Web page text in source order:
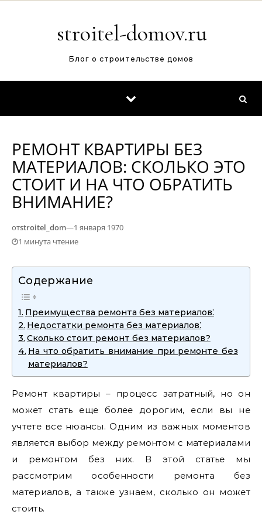
stroitel-domov.ru
Блог о строительстве домов
РЕМОНТ КВАРТИРЫ БЕЗ
МАТЕРИАЛОВ: СКОЛЬКО ЭТО
СТОИТ И НА ЧТО ОБРАТИТЬ
ВНИМАНИЕ?
отstroitel_dom—1 января 1970
1 минута чтение
Содержание
Преимущества ремонта без материалов⁚
Недостатки ремонта без материалов⁚
Сколько стоит ремонт без материалов?
На что обратить внимание при ремонте без
материалов?
Ремонт квартиры – процесс затратный‚ но он
может стать еще более дорогим‚ если вы не
учтете все нюансы. Одним из важных моментов
является выбор между ремонтом с материалами
и ремонтом без них. В этой статье мы
рассмотрим особенности ремонта без
материалов‚ а также узнаем‚ сколько он может
стоить.